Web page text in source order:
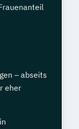
– abseits
eher